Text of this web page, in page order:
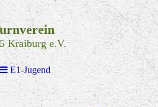
Kraiburg e.V.
E1-Jugend